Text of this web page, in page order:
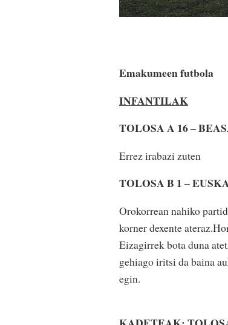
Emakumeen futbola
INFANTILAK
TOLOSA A 16 –
Errez irabazi zuten
TOLOSA B 1 –
Orokorrean nahiko
korner dexente
Eizagirrek bota duna
gehiago iritsi da baina
egin.